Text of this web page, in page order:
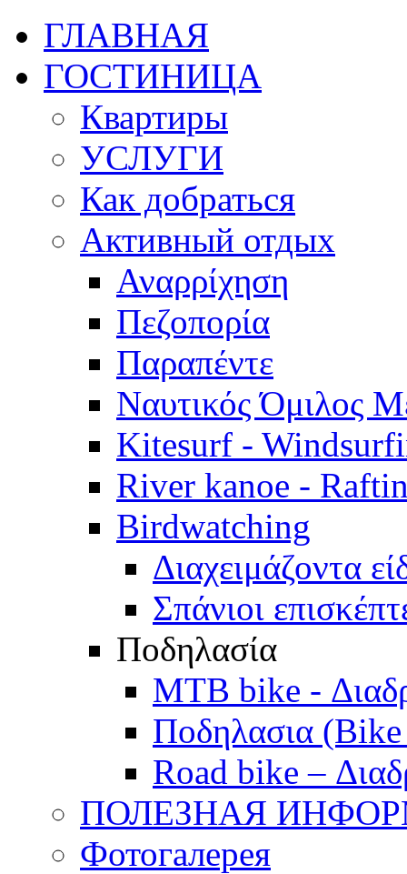
ГЛАВНАЯ
ГОСТИНИЦА
Квартиры
УСЛУГИ
Как добраться
Активный отдых
Αναρρίχηση
Πεζοπορία
Παραπέντε
Ναυτικός Όμιλος
Kitesurf -
River kanoe -
Birdwatching
Διαχειμάζοντα
Σπάνιοι
Ποδηλασία
MTB bike -
Ποδηλασια
Road bike –
ПОЛЕЗНАЯ
Фотогалерея